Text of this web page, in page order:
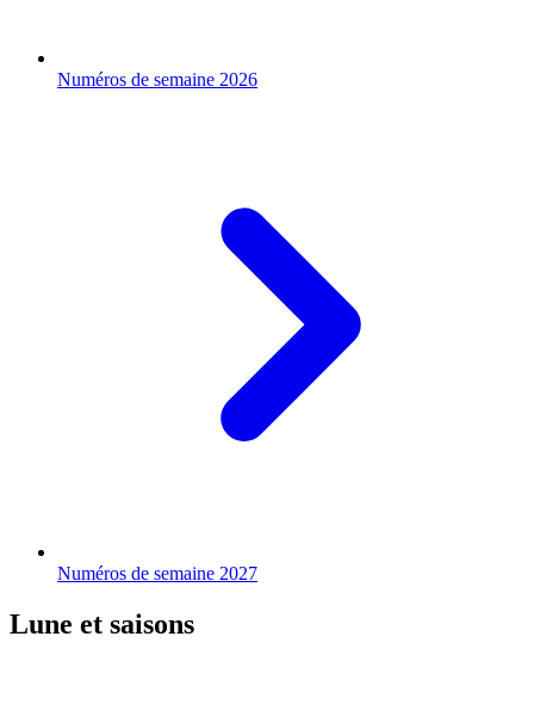
Numéros de semaine 2026
Numéros de semaine 2027
Lune et saisons